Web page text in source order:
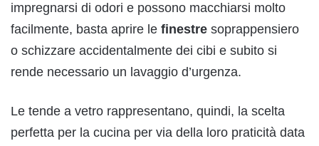
impregnarsi di odori e possono macchiarsi molto
facilmente, basta aprire le finestre soprappensiero
o schizzare accidentalmente dei cibi e subito si
rende necessario un lavaggio d’urgenza.
Le tende a vetro rappresentano, quindi, la scelta
perfetta per la cucina per via della loro praticità data